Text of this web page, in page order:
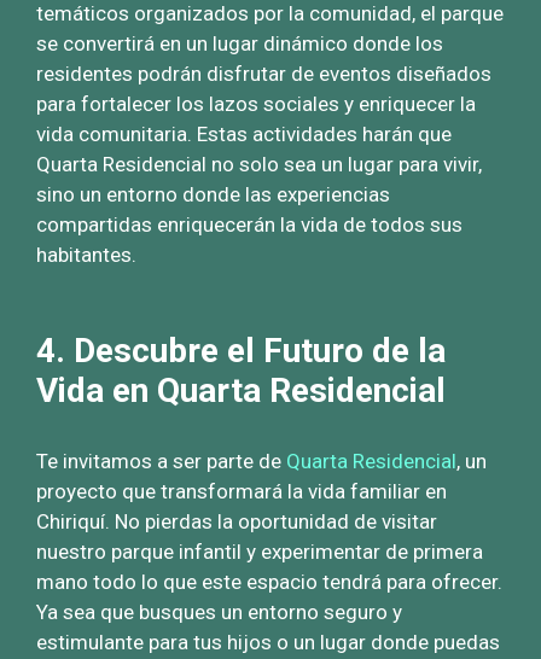
temáticos organizados por la comunidad, el parque
se convertirá en un lugar dinámico donde los
residentes podrán disfrutar de eventos diseñados
para fortalecer los lazos sociales y enriquecer la
vida comunitaria. Estas actividades harán que
Quarta Residencial no solo sea un lugar para vivir,
sino un entorno donde las experiencias
compartidas enriquecerán la vida de todos sus
habitantes.
4. Descubre el Futuro de la
Vida en Quarta Residencial
Te invitamos a ser parte de Quarta Residencial, un
proyecto que transformará la vida familiar en
Chiriquí. No pierdas la oportunidad de visitar
nuestro parque infantil y experimentar de primera
mano todo lo que este espacio tendrá para ofrecer.
Ya sea que busques un entorno seguro y
estimulante para tus hijos o un lugar donde puedas